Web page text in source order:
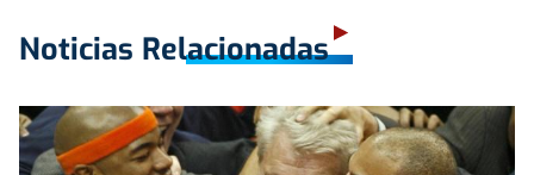
Noticias Relacionadas